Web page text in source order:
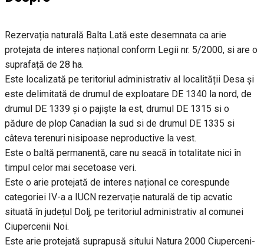
Rezervația naturală Balta Lată este desemnata ca arie
protejata de interes național conform Legii nr. 5/2000, si are o
suprafață de 28 ha.
Este localizată pe teritoriul administrativ al localității Desa și
este delimitată de drumul de exploatare DE 1340 la nord, de
drumul DE 1339 și o pajiște la est, drumul DE 1315 si o
pădure de plop Canadian la sud si de drumul DE 1335 si
câteva terenuri nisipoase neproductive la vest.
Este o baltă permanentă, care nu seacă în totalitate nici în
timpul celor mai secetoase veri.
Este o arie protejată de interes național ce corespunde
categoriei IV-a a IUCN rezervație naturală de tip acvatic
situată în județul Dolj, pe teritoriul administrativ al comunei
Ciupercenii Noi.
Este arie protejată suprapusă sitului Natura 2000 Ciuperceni-